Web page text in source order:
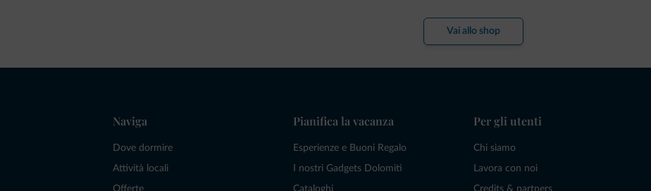
Vai allo shop
Naviga
Dove dormire
Attività locali
Pianifica la vacanza
Esperienze e Buoni Regalo
I nostri Gadgets Dolomiti
Per gli utenti
Chi siamo
Lavora con noi